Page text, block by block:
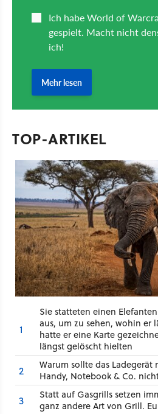
TOP-ARTIKEL
1
Sie statteten einen
aus, um zu sehen, wohin er
hatte er eine Karte
längst gelöscht hielten
2
Warum sollte das
Handy, Notebook & Co.
3
Statt auf Gasgrills setzen
ganz andere Art von Grill.